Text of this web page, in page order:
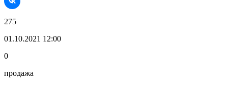
275
01.10.2021 12:00
0
продажа